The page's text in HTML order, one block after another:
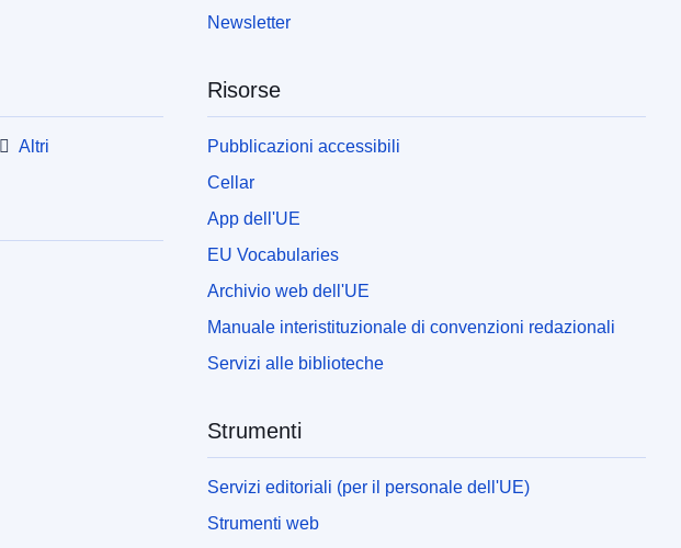
Altri
Newsletter
Risorse
Pubblicazioni accessibili
Cellar
App dell'UE
EU Vocabularies
Archivio web dell'UE
Manuale interistituzionale di convenzioni redazionali
Servizi alle biblioteche
Strumenti
Servizi editoriali (per il personale dell'UE)
Strumenti web